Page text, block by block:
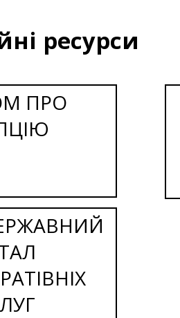
ресурси
ПРО